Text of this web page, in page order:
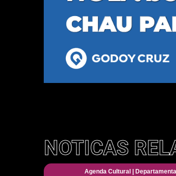
NOTICAS
Agenda Cultural